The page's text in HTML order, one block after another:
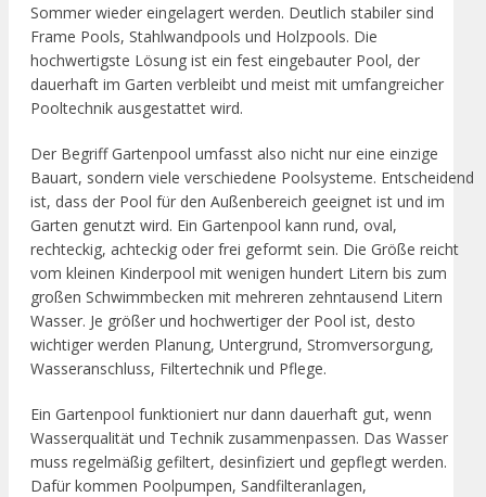
Sommer wieder eingelagert werden. Deutlich stabiler sind
Frame Pools, Stahlwandpools und Holzpools. Die
hochwertigste Lösung ist ein fest eingebauter Pool, der
dauerhaft im Garten verbleibt und meist mit umfangreicher
Pooltechnik ausgestattet wird.
Der Begriff Gartenpool umfasst also nicht nur eine einzige
Bauart, sondern viele verschiedene Poolsysteme. Entscheidend
ist, dass der Pool für den Außenbereich geeignet ist und im
Garten genutzt wird. Ein Gartenpool kann rund, oval,
rechteckig, achteckig oder frei geformt sein. Die Größe reicht
vom kleinen Kinderpool mit wenigen hundert Litern bis zum
großen Schwimmbecken mit mehreren zehntausend Litern
Wasser. Je größer und hochwertiger der Pool ist, desto
wichtiger werden Planung, Untergrund, Stromversorgung,
Wasseranschluss, Filtertechnik und Pflege.
Ein Gartenpool funktioniert nur dann dauerhaft gut, wenn
Wasserqualität und Technik zusammenpassen. Das Wasser
muss regelmäßig gefiltert, desinfiziert und gepflegt werden.
Dafür kommen Poolpumpen, Sandfilteranlagen,